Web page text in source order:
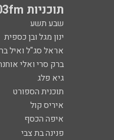
תוכניות 103fm
שבע תשע
ינון מגל ובן כספית
אראל סג"ל ואיל
ברק סרי ואלי
גיא פלג
תוכנית הספורט
איריס קול
איפה הכסף
פנינה בת צבי